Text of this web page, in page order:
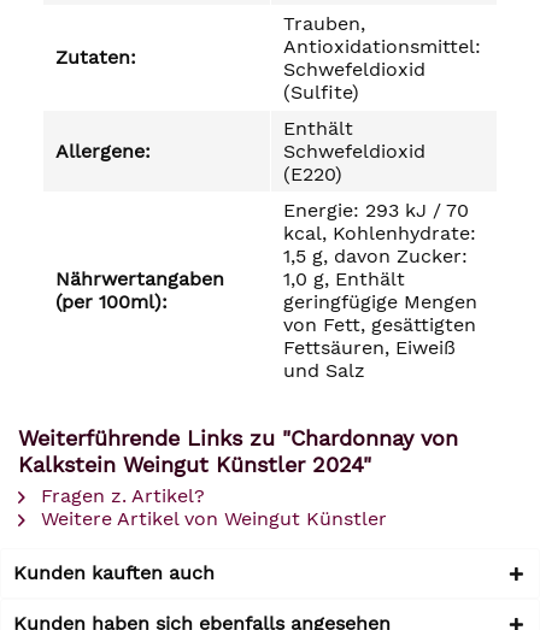
Zutaten:
Trauben,
Antioxidationsmittel:
Schwefeldioxid
(Sulfite)
Allergene:
Enthält
Schwefeldioxid
(E220)
Nährwertangaben
(per 100ml):
Energie: 293 kJ / 70
kcal, Kohlenhydrate:
1,5 g, davon Zucker:
1,0 g, Enthält
geringfügige Mengen
von Fett, gesättigten
Fettsäuren, Eiweiß
und Salz
Weiterführende Links zu "Chardonnay von
Kalkstein Weingut Künstler 2024"
Fragen z. Artikel?
Weitere Artikel von Weingut Künstler
Kunden kauften auch
Kunden haben sich ebenfalls angesehen